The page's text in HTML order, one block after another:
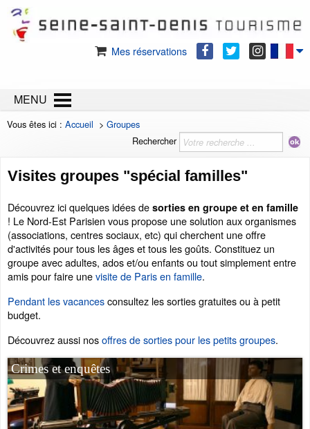
Mes réservations
MENU
Vous êtes ici : Accueil > Groupes
Rechercher
Visites groupes "spécial familles"
Découvrez ici quelques idées de sorties en groupe et en famille
! Le Nord-Est Parisien vous propose une solution aux organismes
(associations, centres sociaux, etc) qui cherchent une offre
d'activités pour tous les âges et tous les goûts. Constituez un
groupe avec adultes, ados et/ou enfants ou tout simplement entre
amis pour faire unevisite de Paris en famille.
Pendant les vacancesconsultez les sorties gratuites ou à petit
budget.
Découvrez aussi nosoffres de sorties pour les petits groupes.
Crimes et enquêtes